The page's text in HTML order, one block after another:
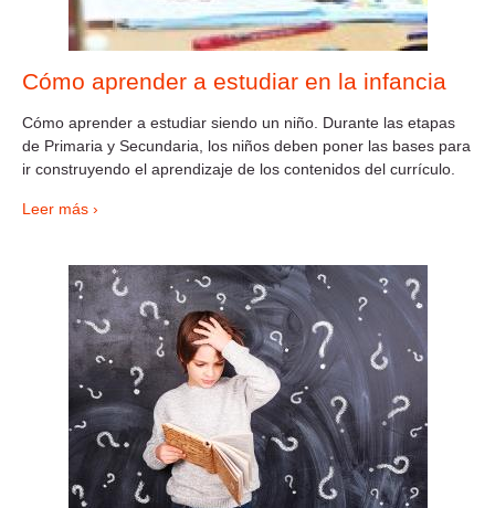
Cómo aprender a estudiar en la infancia
Cómo aprender a estudiar siendo un niño. Durante las etapas
de Primaria y Secundaria, los niños deben poner las bases para
ir construyendo el aprendizaje de los contenidos del currículo.
Leer más ›